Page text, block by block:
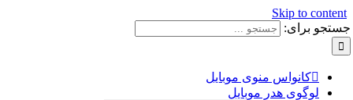
Skip to
برای:
کانواس منوی موبایل
لوگوی هدر موبایل